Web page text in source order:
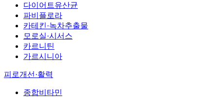
다이어트유산균
파비플로라
카테킨·녹차추출물
모로실·시서스
카르니틴
가르시니아
피로개선·활력
종합비타민